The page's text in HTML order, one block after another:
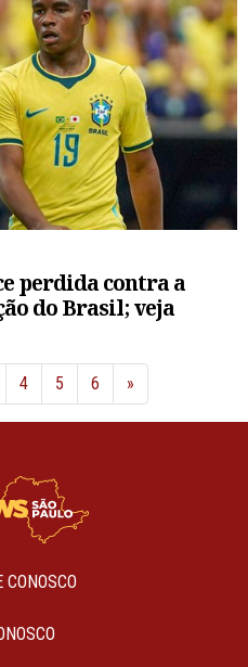
perdida contra a
do Brasil; veja
4 5 6 »Próximo